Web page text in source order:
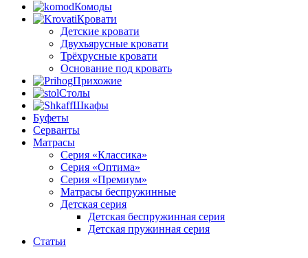
Комоды
Кровати
Детские кровати
Двухъярусные кровати
Трёхрусные кровати
Основание под кровать
Прихожие
Столы
Шкафы
Буфеты
Серванты
Матрасы
Серия «Классика»
Серия «Оптима»
Серия «Премиум»
Матрасы беспружинные
Детская серия
Детская беспружинная серия
Детская пружинная серия
Статьи